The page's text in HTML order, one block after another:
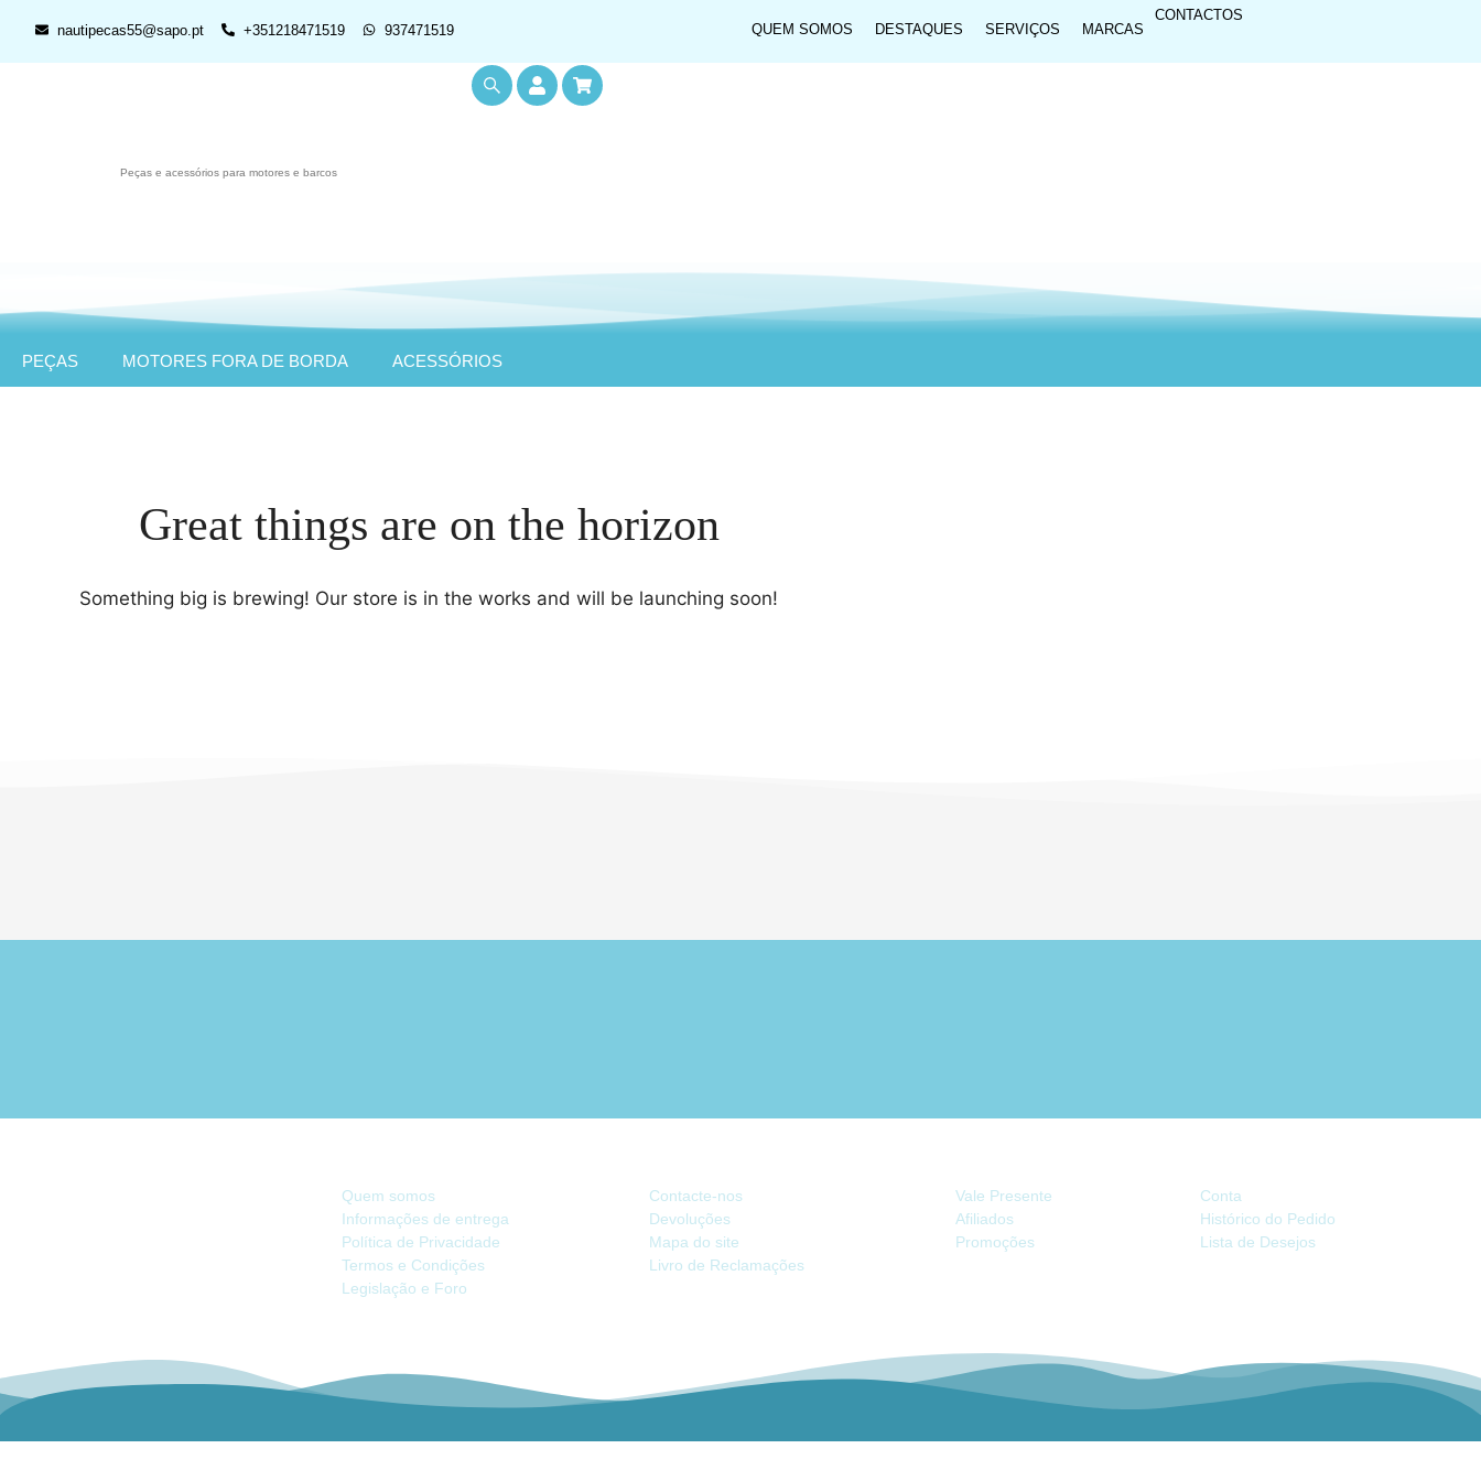
nautipecas55@sapo.pt +351218471519 937471519 QUEM SOMOS DESTAQUES SERVIÇOS MARCAS
CONTACTOS
Peças e acessórios para motores e barcos
PEÇAS MOTORES FORA DE BORDA ACESSÓRIOS
Great things are on the horizon
Something big is brewing! Our store is in the works and will be launching soon!
Quem somos
Informações de entrega
Política de Privacidade
Termos e Condições
Legislação e Foro
Contacte-nos
Devoluções
Mapa do site
Livro de Reclamações
Vale Presente
Afiliados
Promoções
Conta
Histórico do Pedido
Lista de Desejos